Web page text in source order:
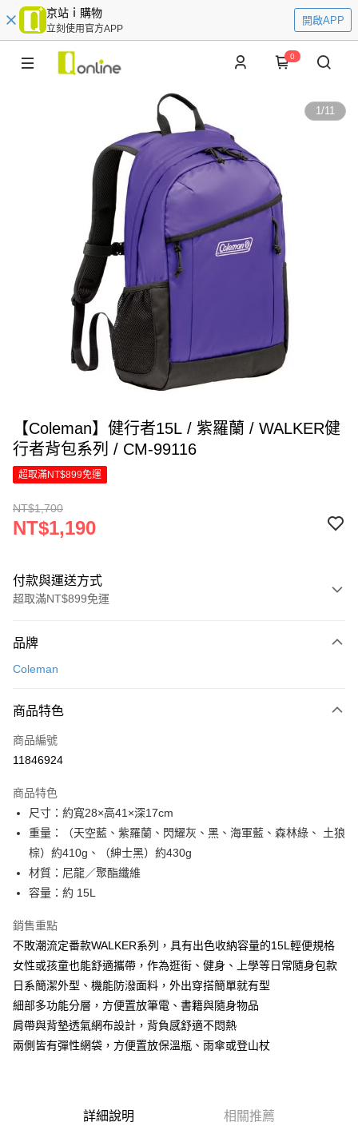
京站ｉ購物
立刻使用官方APP
開啟APP
0
1/11
【Coleman】健行者15L / 紫羅蘭 / WALKER健
行者背包系列 / CM-99116
超取滿NT$899免運
NT$1,700
NT$1,190
付款與運送方式
超取滿NT$899免運
信用卡一次付款
Apple Pay
街口支付
Google Pay
全盈+PAY
大哥付你分期
相關說明
【大哥付你分期使用說明】
2.付款方式選擇「大哥付你分期」，訂單成立後會自動跳轉到大哥付的交易
流程，驗證手機門號後，選擇欲分期的期數、繳款截止日，確認付款後即完
成交易。
3.實際核准額度、可分期數及費用金額請依後續交易確認頁面所載為準。
4.訂單成立30分鐘內，如未前往確認交易或遇審核未通過，訂單將自動取
消。如遇「轉專審核」未通過狀況，表示未達大哥付你分期系統評分，恕無
法說明評估內容。
【繳款方式說明】
1.分期款項不併入電信帳單，「大哥付你分期」於每月結算日後寄送繳費提
相關說明
【關於「AFTEE先享後付」】
AFTEE先享後付是「在收到商品之後才付款」的支付方式。 讓您購物簡單
１．簡單：不需註冊會員、不需綁卡、不需儲值。
２．便利：只要手機號碼，簡訊認證，即可結帳。
３．安心：先確認商品／服務後，再付款。
【「AFTEE先享後付」結帳流程】
ATM／網路銀行／等多元方式進行付款，方視為交易完成。
ATM付款
運送方式
付款後全家取貨
每筆NT$70，滿NT$899(含以上)免運費
品牌
Coleman
商品特色
商品編號
11846924
商品特色
尺寸：約寬28×高41×深17cm
重量：（天空藍、紫羅蘭、閃耀灰、黑、海軍藍、森林綠、 土狼
棕）約410g、（紳士黑）約430g
材質：尼龍／聚酯纖維
容量：約 15L
銷售重點
不敗潮流定番款WALKER系列，具有出色收納容量的15L輕便規格
女性或孩童也能舒適攜帶，作為逛街、健身、上學等日常隨身包款
日系簡潔外型、機能防潑面料，外出穿搭簡單就有型
細部多功能分層，方便置放筆電、書籍與隨身物品
肩帶與背墊透氣網布設計，背負感舒適不悶熱
兩側皆有彈性網袋，方便置放保溫瓶、雨傘或登山杖
詳細說明 相關推薦